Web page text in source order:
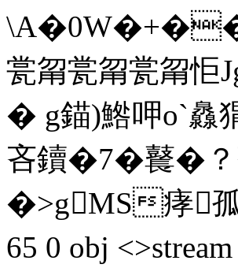
瓽甮瓽甮瓽甮
� g錨)鯦呷o`灥
吝鑟�7�鼚�
�>gMS痚孤
65 0 obj